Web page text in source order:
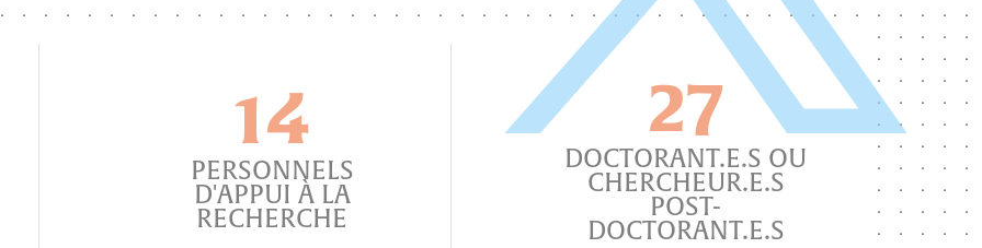
based pulse splitting
Hubert, Frédéric Druon, Pierre Mahou,
EN SAVOIR PLUS
between scientific imaging, cultural heritage
science and conservation.
https://www.nature.com/articles/s40494-
026-02460-4 Non-invasive quantitative...
EN SAVOIR PLUS
14
PERSONNELS
D'APPUI À LA
RECHERCHE
27
DOCTORANT.E.S OU
CHERCHEUR.E.S
POST-
DOCTORANT.E.S